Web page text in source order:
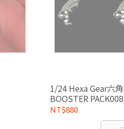
1/24 Hexa Gear六
BOOSTER
NT$880